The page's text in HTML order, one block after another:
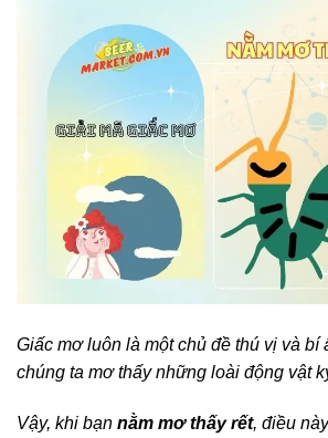
Giấc mơ luôn là một chủ đề thú vị và bí
chúng ta mơ thấy những loài động vật
Vậy, khi bạn nằm mơ thấy rết, điều